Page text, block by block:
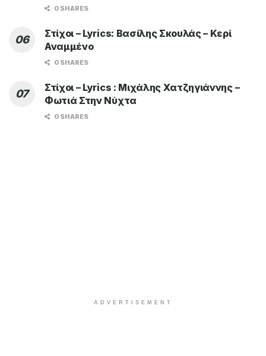
0 SHARES
Στίχοι – Lyrics: Βασίλης Σκουλάς – Κερί
Αναμμένο
0 SHARES
Στίχοι – Lyrics : Μιχάλης Χατζηγιάννης –
Φωτιά Στην Νύχτα
0 SHARES
ADVERTISEMENT